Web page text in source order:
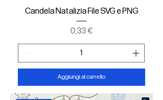
Candela Natalizia File SVG e PNG
Prezzo
0,33 €
Aggiungi al carrello